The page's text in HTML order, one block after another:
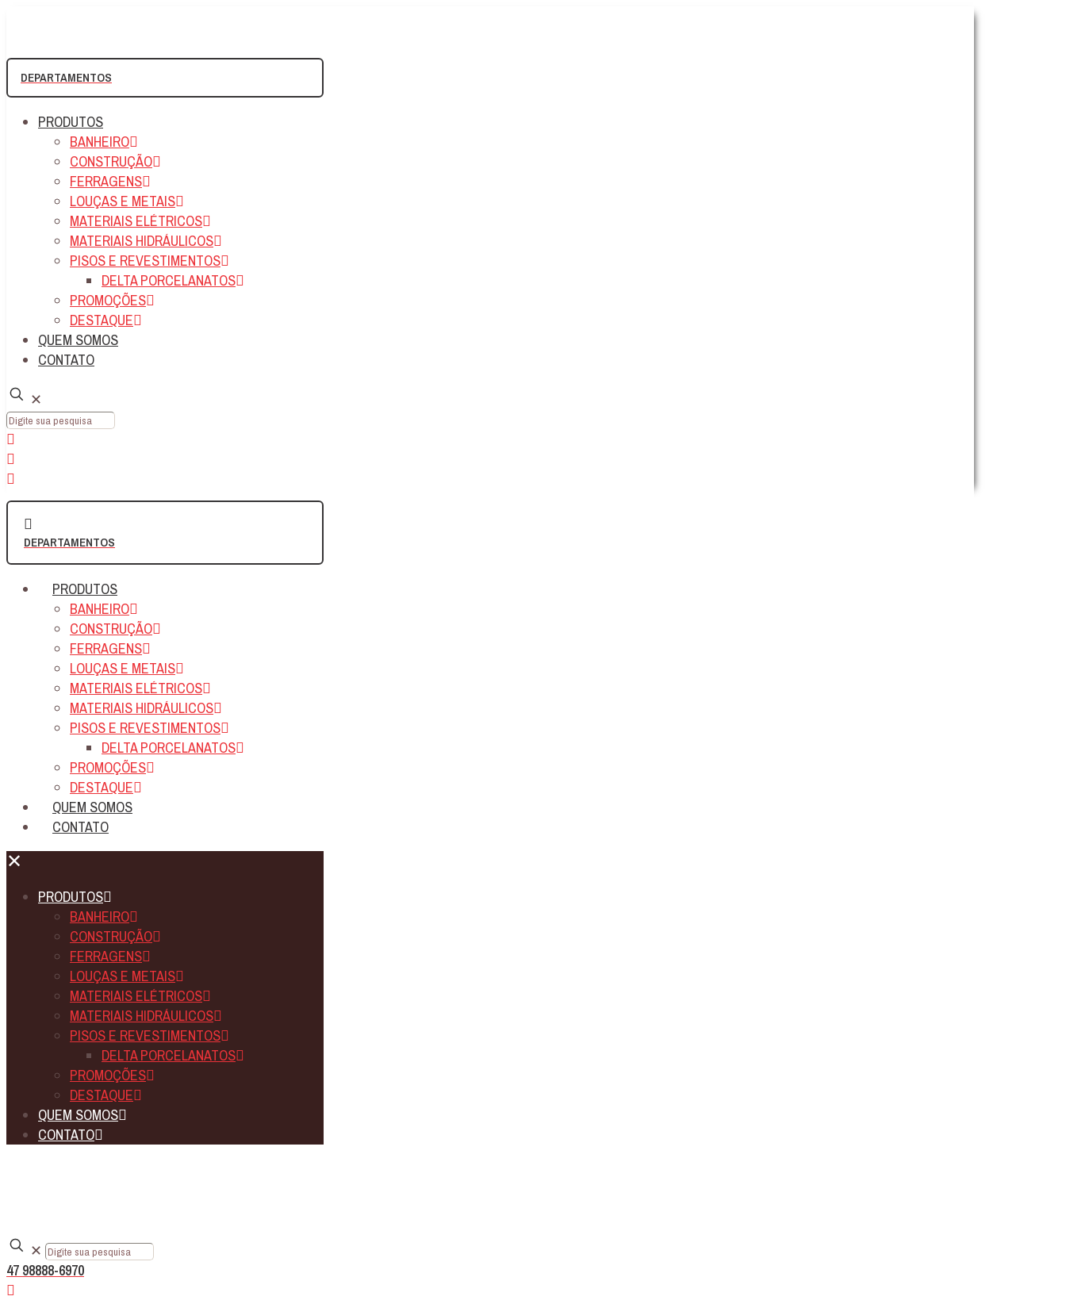
DEPARTAMENTOS
PRODUTOS
BANHEIRO
CONSTRUÇÃO
FERRAGENS
LOUÇAS E METAIS
MATERIAIS ELÉTRICOS
MATERIAIS HIDRÁULICOS
PISOS E REVESTIMENTOS
DELTA PORCELANATOS
PROMOÇÕES
DESTAQUE
QUEM SOMOS
CONTATO
✕
DEPARTAMENTOS
PRODUTOS
BANHEIRO
CONSTRUÇÃO
FERRAGENS
LOUÇAS E METAIS
MATERIAIS ELÉTRICOS
MATERIAIS HIDRÁULICOS
PISOS E REVESTIMENTOS
DELTA PORCELANATOS
PROMOÇÕES
DESTAQUE
QUEM SOMOS
CONTATO
✕
PRODUTOS
BANHEIRO
CONSTRUÇÃO
FERRAGENS
LOUÇAS E METAIS
MATERIAIS ELÉTRICOS
MATERIAIS HIDRÁULICOS
PISOS E REVESTIMENTOS
DELTA PORCELANATOS
PROMOÇÕES
DESTAQUE
QUEM SOMOS
CONTATO
✕
47 98888-6970